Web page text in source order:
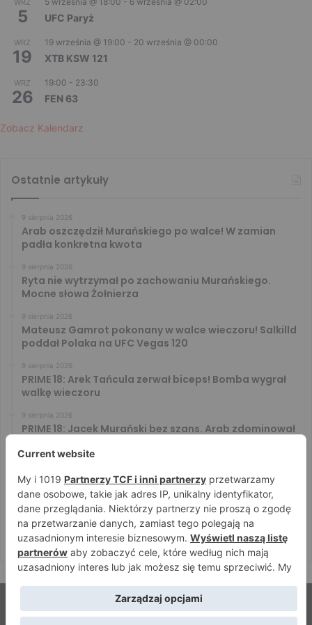
WRZ
5 UFC Paryż
WRZ
19
19 września @ 19:00 - 20 września @ 00:00
XTB KSW 121
WRZ
26
19:00 - 23:30
FEN 63
Zobacz Kalendarz
Ostatnie artykuły
9 sierpnia 2026
Arab oszczędził Murańskiego po walce! W zamian
padła konkretna kwota
9 sierpnia 2026
Ryta nie wytrzymał po zachowaniu Murańskiego.
Mocne słowa Żołnierza
9 sierpnia 2026
Mateusz Gamrot pokonany w walce wieczoru! Salkilld
poddał Polaka na UFC Vegas 120
9 sierpnia 2026
PRIME 18: Arek Tańcula zerwał biceps! Bomba wygrał
walkę wieczoru
9 sierpnia 2026
PRIME 18: Jacek Murański bez szans. Arab zdominował
PRIME 18: Mariusz Wach rozbity przez 6. rywali. Gypsy
Team zwyciężył w 3. rundzie
8 sierpnia 2026
PRIME 18: Bagieta wrócił i wygrał. Wampirek przegrał w
2. rundzie